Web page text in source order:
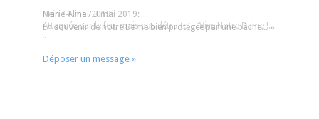
Hein/1 mai 2019:
Attaquée par le feu, mais pas détruite…..Vive Notre Dame !...
»
Déposer un message »